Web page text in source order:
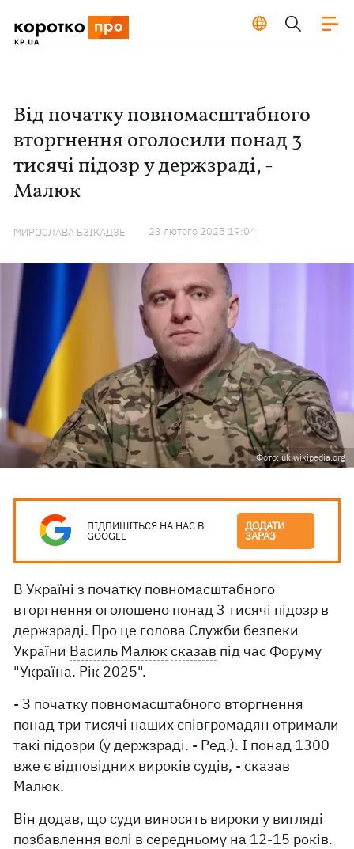
Від початку повномасштабного
вторгнення оголосили понад 3
тисячі підозр у держзраді, -
Малюк
МИРОСЛАВА БЗІКАДЗЕ 23 лютого 2025 19:04
Фото: uk.wikipedia.org
ПІДПИШІТЬСЯ НА НАС В
GOOGLE
ДОДАТИ
ЗАРАЗ
В Україні з початку повномасштабного
вторгнення оголошено понад 3 тисячі підозр в
держзраді. Про це голова Служби безпеки
України Василь Малюксказав під час Форуму
"Україна. Рік 2025".
- З початку повномасштабного вторгнення
понад три тисячі наших співгромадян отримали
такі підозри (у держзраді. - Ред.). І понад 1300
вже є відповідних вироків судів, - сказав
Малюк.
Він додав, що суди виносять вироки у вигляді
позбавлення волі в середньому на 12-15 років.